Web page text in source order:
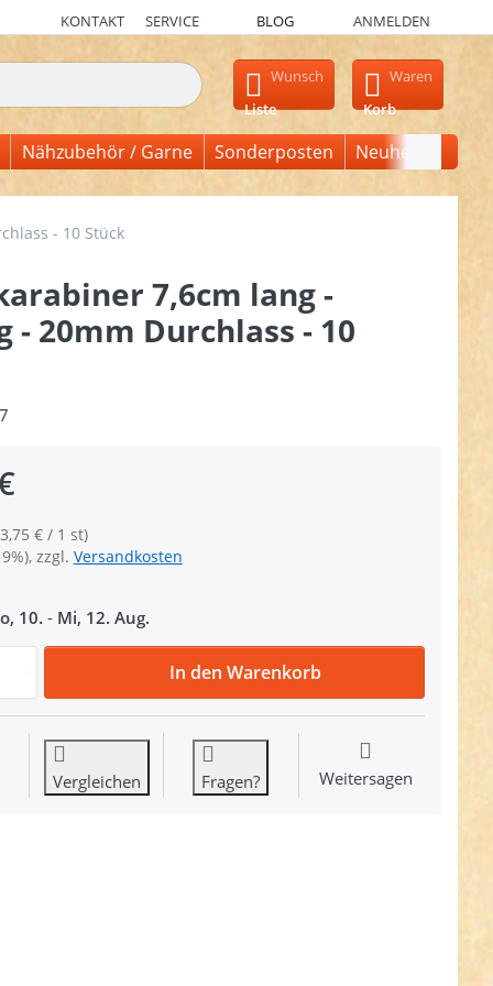
KONTAKT SERVICE BLOG ANMELDEN
erscheinen automatisch erste Ergebnisse. Drücken Sie die
Wunsch
Liste
Waren
Korb
Nähzubehör / Garne Sonderposten Neuheiten
- 10 Stück
7,6cm lang -
- 20mm Durchlass - 10
€ / 1 st)
zzgl. Versandkosten
10. - Mi, 12. Aug.
Bolzenkarabiner 7,6cm lang - Messing - 20mm Durchlass
In den Warenkorb
Vergleichen Fragen? Weitersagen